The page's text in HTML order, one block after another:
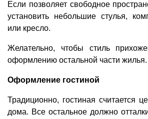
Если позволяет свободное
установить небольшие стулья,
или кресло.
Желательно, чтобы стиль
оформлению остальной части жилья.
Оформление гостиной
Традиционно, гостиная считается
дома. Все остальное должно